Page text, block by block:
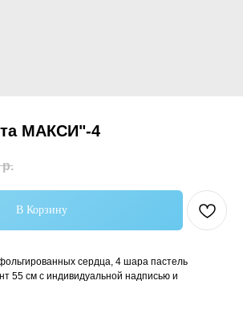
МАКСИ"-4
р.
В Корзину
сердца, 4 шара пастель
55 см с индивидуальной надписью и